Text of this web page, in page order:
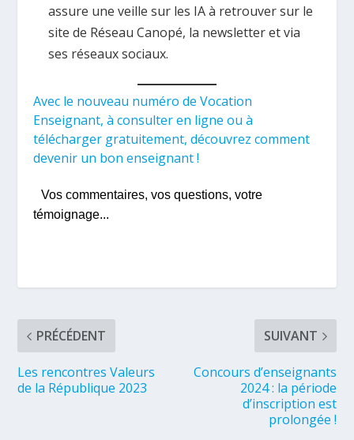
assure une veille sur les IA à retrouver sur le
site de Réseau Canopé, la newsletter et via
ses réseaux sociaux.
Avec le nouveau numéro de Vocation
Enseignant, à consulter en ligne ou à
télécharger gratuitement, découvrez comment
devenir un bon enseignant !
Vos commentaires, vos questions, votre
témoignage...
PRÉCÉDENT
Les rencontres Valeurs
de la République 2023
SUIVANT
Concours d’enseignants
2024 : la période
d’inscription est
prolongée !